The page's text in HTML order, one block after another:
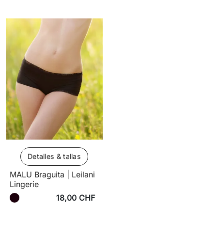
Detalles & tallas
MALU Braguita | Leilani
Lingerie
18,00 CHF